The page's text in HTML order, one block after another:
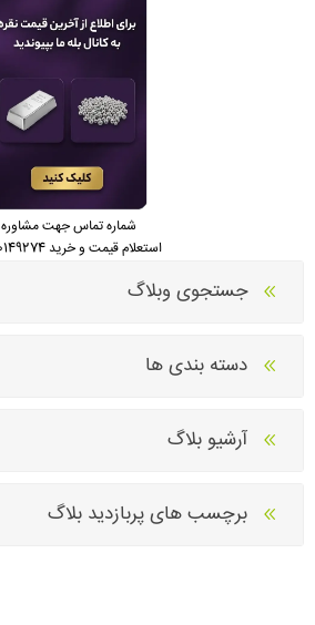
شماره تماس جهت مشاوره
استعلام قیمت و خرید 09120149274
جستجوی وبلاگ
دسته بندی ها
آرشیو بلاگ
برچسب های پربازدید بلاگ